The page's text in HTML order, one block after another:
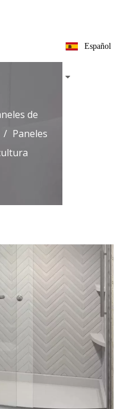
Español
de
/ Paneles